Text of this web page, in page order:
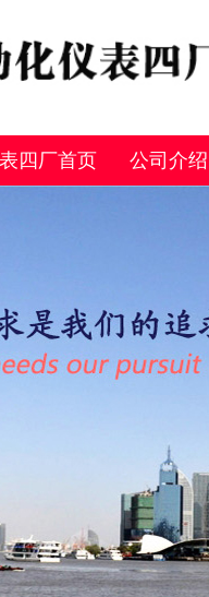
四厂首页 公司介绍